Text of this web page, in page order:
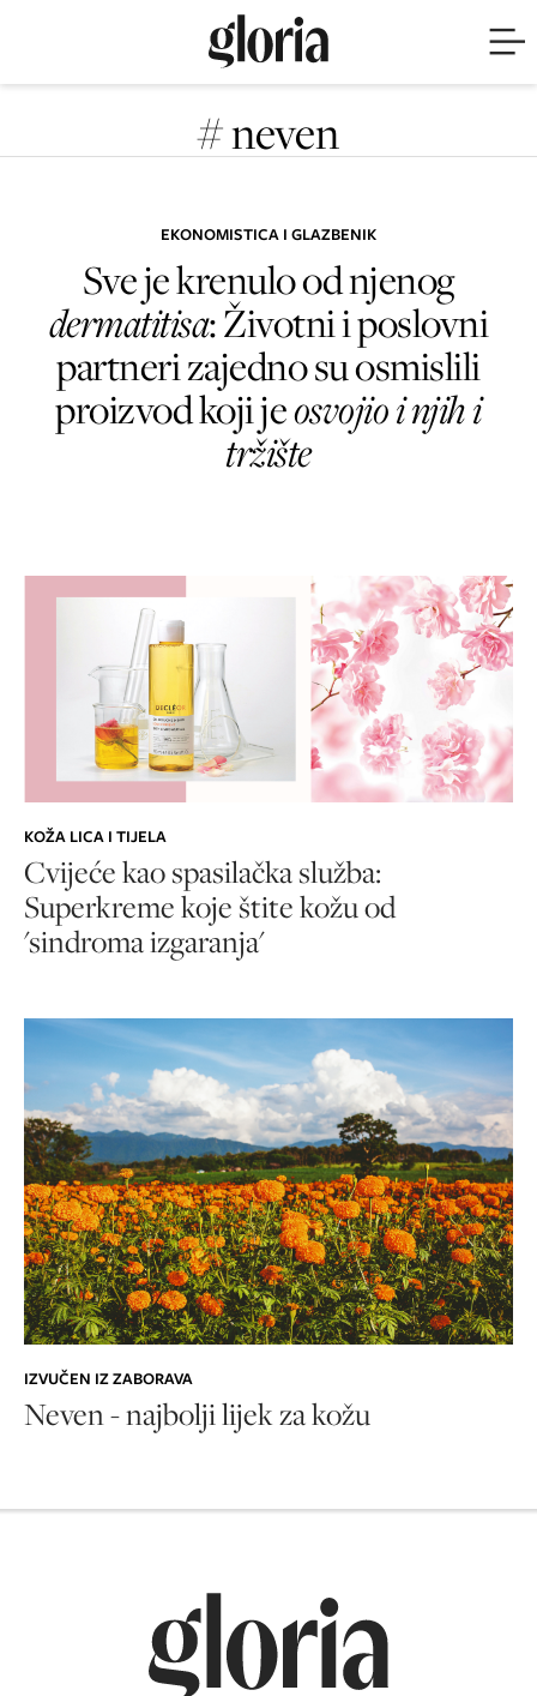
# neven
EKONOMISTICA I GLAZBENIK
Sve je krenulo od njenog
dermatitisa: Životni i poslovni
partneri zajedno su osmislili
proizvod koji jeosvojio i njih i
tržište
KOŽA LICA I TIJELA
Cvijeće kao spasilačka služba:
Superkreme koje štite kožu od
'sindroma izgaranja'
IZVUČEN IZ ZABORAVA
Neven - najbolji lijek za kožu